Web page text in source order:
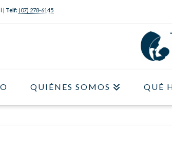
| Telf: (07) 278-6145
QUIÉNES SOMOS QUÉ